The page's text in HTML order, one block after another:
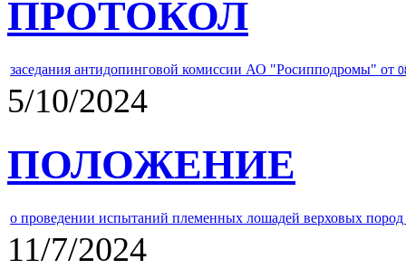
ПРОТОКОЛ
заседания антидопинговой комиссии АО "Росипподромы" от
5/10/2024
ПОЛОЖЕНИЕ
о проведении испытаний племенных лошадей верховых
11/7/2024